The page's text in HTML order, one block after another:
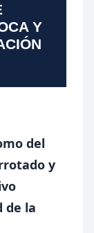
Y
del
y
de la